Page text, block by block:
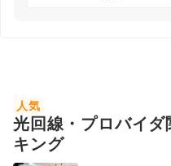
人気
光回線・プロバイ
キング